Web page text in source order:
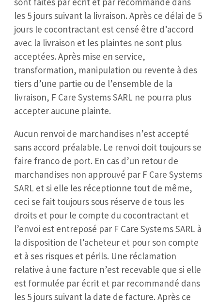
les 5 jours suivant la livraison. Après ce délai de 5
jours le cocontractant est censé être d’accord
avec la livraison et les plaintes ne sont plus
acceptées. Après mise en service,
transformation, manipulation ou revente à des
tiers d’une partie ou de l’ensemble de la
livraison, F Care Systems SARL ne pourra plus
accepter aucune plainte.
Aucun renvoi de marchandises n’est accepté
sans accord préalable. Le renvoi doit toujours se
faire franco de port. En cas d’un retour de
marchandises non approuvé par F Care Systems
SARL et si elle les réceptionne tout de même,
ceci se fait toujours sous réserve de tous les
droits et pour le compte du cocontractant et
l’envoi est entreposé par F Care Systems SARL à
la disposition de l’acheteur et pour son compte
et à ses risques et périls. Une réclamation
relative à une facture n’est recevable que si elle
est formulée par écrit et par recommandé dans
les 5 jours suivant la date de facture. Après ce